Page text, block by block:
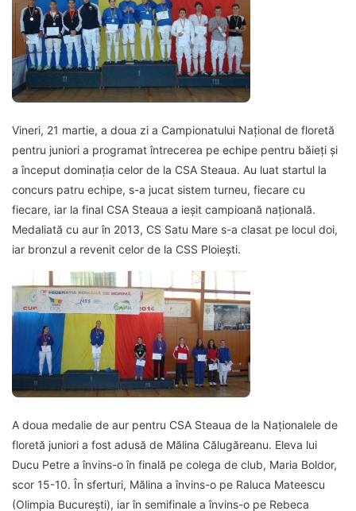
Vineri, 21 martie, a doua zi a Campionatului Național de floretă
pentru juniori a programat întrecerea pe echipe pentru băieți şi
a început dominaţia celor de la CSA Steaua. Au luat startul la
concurs patru echipe, s-a jucat sistem turneu, fiecare cu
fiecare, iar la final CSA Steaua a ieșit campioană națională.
Medaliată cu aur în 2013, CS Satu Mare s-a clasat pe locul doi,
iar bronzul a revenit celor de la CSS Ploiești.
A doua medalie de aur pentru CSA Steaua de la Naţionalele de
floretă juniori a fost adusă de Mălina Călugăreanu. Eleva lui
Ducu Petre a învins-o în finală pe colega de club, Maria Boldor,
scor 15-10. În sferturi, Mălina a învins-o pe Raluca Mateescu
(Olimpia București), iar în semifinale a învins-o pe Rebeca